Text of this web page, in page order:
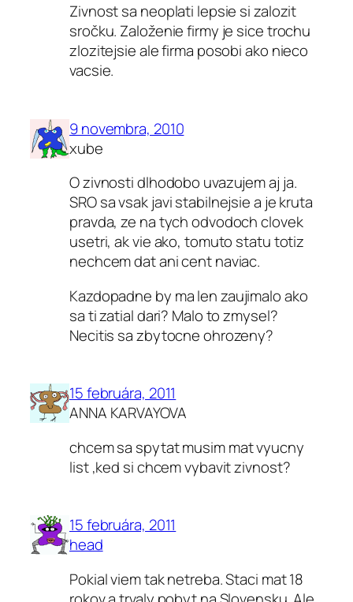
Zivnost sa neoplati lepsie si zalozit
sročku. Založenie firmy je sice trochu
zlozitejsie ale firma posobi ako nieco
vacsie.
9 novembra, 2010
xube
O zivnosti dlhodobo uvazujem aj ja.
SRO sa vsak javi stabilnejsie a je kruta
pravda, ze na tych odvodoch clovek
usetri, ak vie ako, tomuto statu totiz
nechcem dat ani cent naviac.
Kazdopadne by ma len zaujimalo ako
sa ti zatial dari? Malo to zmysel?
Necitis sa zbytocne ohrozeny?
15 februára, 2011
ANNA KARVAYOVA
chcem sa spytat musim mat vyucny
list ,ked si chcem vybavit zivnost?
15 februára, 2011
head
Pokial viem tak netreba. Staci mat 18